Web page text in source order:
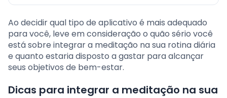
Ao decidir qual tipo de aplicativo é mais adequado
para você, leve em consideração o quão sério você
está sobre integrar a meditação na sua rotina diária
e quanto estaria disposto a gastar para alcançar
seus objetivos de bem-estar.
Dicas para integrar a meditação na sua